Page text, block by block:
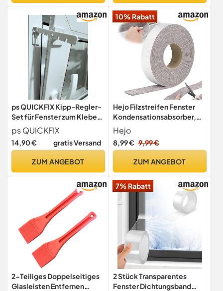
ps QUICKFIX Kipp-Regler-
Set für Fenster zum Kleben
- 2 Stück (weiß) - 14 cm
Länge - Feststeller für
Dreh/Kipp-Fenster -
ps QUICKFIX
14,90 € gratis Versand
ZUM ANGEBOT
10% Rabatt
Hejo Filzstreifen Fenster
Kondensationsabsorber,
5m x 4cm(Beige)
Hejo
8,99 € 9,99 €
ZUM ANGEBOT
2-Teiliges Doppelseitiges
Glasleisten Entfernen
7% Rabatt
2 Stück Transparentes
Fenster Dichtungsband